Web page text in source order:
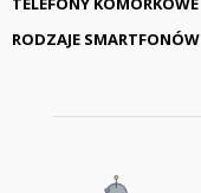
RODZAJE SMARTFONÓW